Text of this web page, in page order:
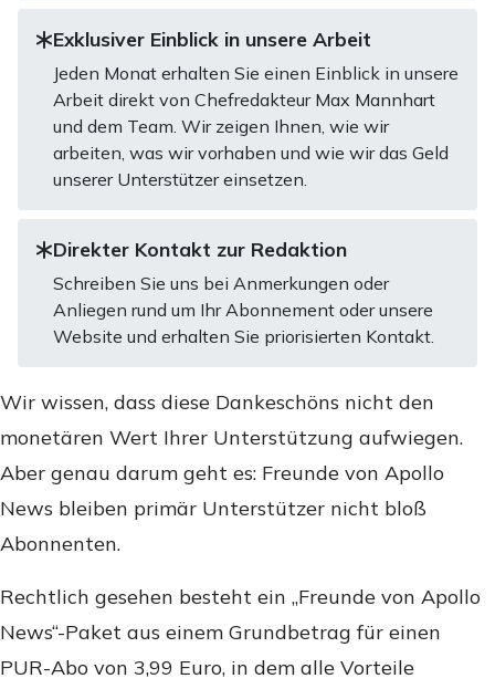
Exklusiver Einblick in unsere Arbeit
Jeden Monat erhalten Sie einen Einblick in unsere
Arbeit direkt von Chefredakteur Max Mannhart
und dem Team. Wir zeigen Ihnen, wie wir
arbeiten, was wir vorhaben und wie wir das Geld
unserer Unterstützer einsetzen.
Direkter Kontakt zur Redaktion
Schreiben Sie uns bei Anmerkungen oder
Anliegen rund um Ihr Abonnement oder unsere
Website und erhalten Sie priorisierten Kontakt.
Wir wissen, dass diese Dankeschöns nicht den
monetären Wert Ihrer Unterstützung aufwiegen.
Aber genau darum geht es: Freunde von Apollo
News bleiben primär Unterstützer nicht bloß
Abonnenten.
Rechtlich gesehen besteht ein „Freunde von Apollo
News“-Paket aus einem Grundbetrag für einen
PUR-Abo von 3,99 Euro, in dem alle Vorteile